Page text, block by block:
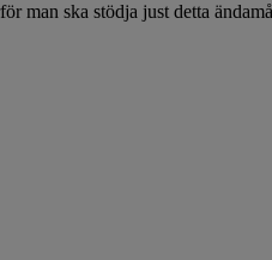
man ska stödja just detta